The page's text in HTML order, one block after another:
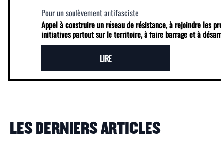
Pour un soulèvement antifasciste
Appel à construire un réseau de résistance, à rejoindre les
initiatives partout sur le territoire, à faire barrage et à
LIRE
LES DERNIERS ARTICLES